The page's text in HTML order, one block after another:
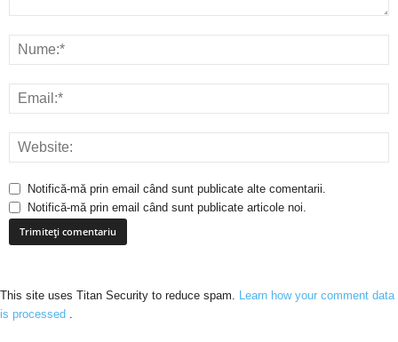
Notifică-mă prin email când sunt publicate alte comentarii.
Notifică-mă prin email când sunt publicate articole noi.
This site uses Titan Security to reduce spam. Learn how your comment data
is processed .